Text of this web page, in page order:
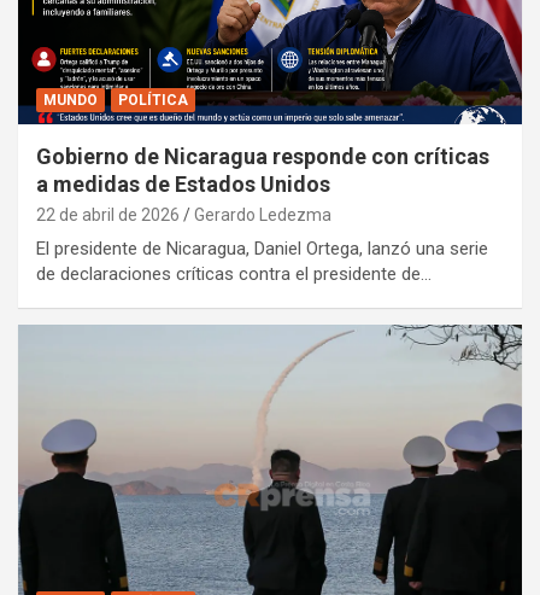
MUNDO POLÍTICA
Gobierno de Nicaragua responde con críticas
a medidas de Estados Unidos
22 de abril de 2026 Gerardo Ledezma
El presidente de Nicaragua, Daniel Ortega, lanzó una serie
de declaraciones críticas contra el presidente de…